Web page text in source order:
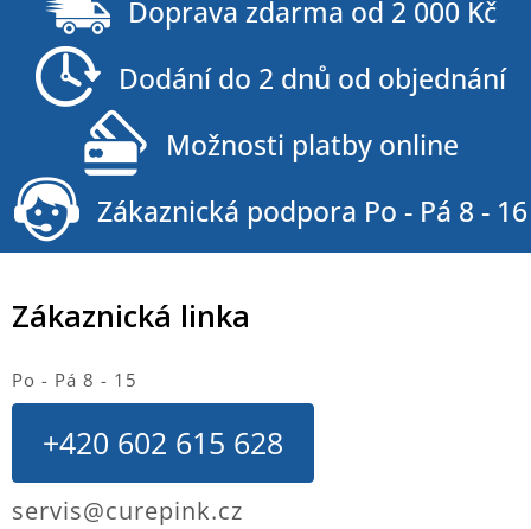
Zákaznická linka
Po - Pá 8 - 15
+420 602 615 628
servis@curepink.cz
Doprava zdarma od 2 000 Kč
Dodání do 2 dnů od objednání
Možnosti platby online
Zákaznická podpora Po - Pá 8 - 16